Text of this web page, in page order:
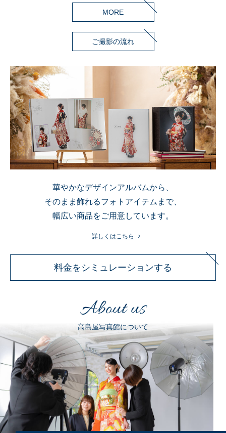
MORE
ご撮影の流れ
華やかなデザインアルバムから、
そのまま飾れるフォトアイテムまで、
幅広い商品をご用意しています。
詳しくはこちら
料金をシミュレーションする
About us
高島屋写真館について